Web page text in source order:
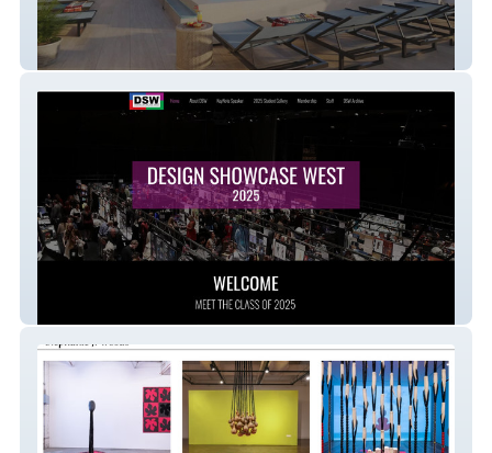
Simplifi Automated Environments
Design Showcase West